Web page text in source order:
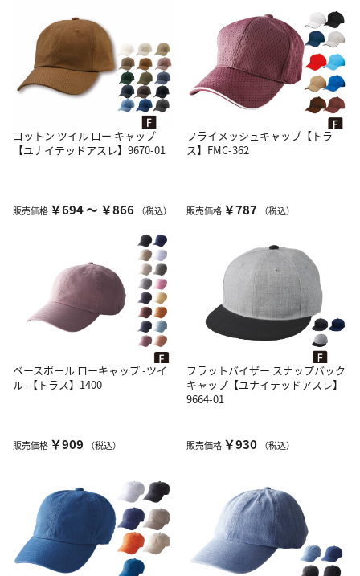
コットン ツイル ロー キャップ
【ユナイテッドアスレ】9670-01
販売価格 ￥694 ～ ￥866 （税込）
フライメッシュキャップ【トラ
ス】FMC-362
販売価格 ￥787 （税込）
ベースボール ローキャップ -ツイ
ル-【トラス】1400
販売価格 ￥909 （税込）
フラットバイザー スナップバック
キャップ【ユナイテッドアスレ】
9664-01
販売価格 ￥930 （税込）